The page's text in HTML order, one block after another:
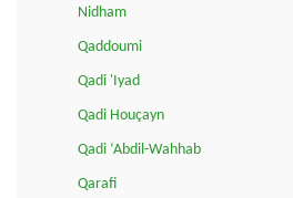
Nidham
Qaddoumi
Qadi 'Iyad
Qadi Houçayn
Qadi ‘Abdil-Wahhab
Qarafi